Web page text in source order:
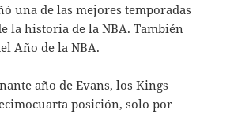
una de las mejores temporadas
la historia de la NBA. También
Año de la NBA.
año de Evans, los Kings
posición, solo por